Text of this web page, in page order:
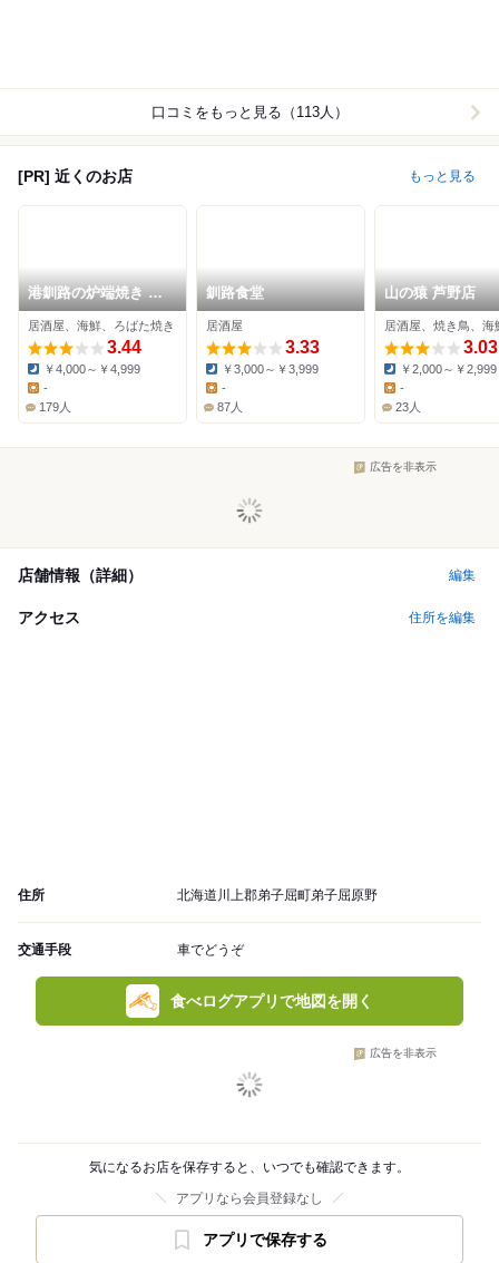
口コミをもっと見る（113人）
[PR] 近くのお店 もっと見る
港釧路の炉端焼き 虎
や
居酒屋、海鮮、ろばた焼き
3.44
Dinner:
￥4,000～￥4,999
-
179人
釧路食堂
居酒屋
3.33
Dinner:
￥3,000～￥3,999
Lunch:
-
87人
山の猿 芦野店
居酒屋、焼き鳥、海
3.03
Dinner:
￥2,000～￥2,999
Lunch:
-
23人
広告を非表示
店舗情報（詳細） 編集
アクセス 住所を編集
住所 北海道川上郡弟子屈町弟子屈原野
交通手段 車でどうぞ
食べログアプリで地図を開く
広告を非表示
気になるお店を保存すると、いつでも確認できます。
アプリなら会員登録なし
アプリで保存する